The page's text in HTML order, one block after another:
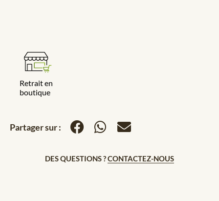
DES QUESTIONS ?CONTACTEZ-NOUS
Retrait en
boutique
Partager sur :